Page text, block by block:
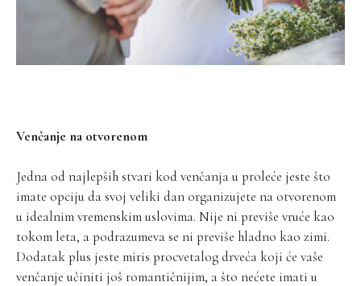
Venčanje na otvorenom
Jedna od najlepših stvari kod venčanja u proleće jeste što
imate opciju da svoj veliki dan organizujete na otvorenom
u idealnim vremenskim uslovima. Nije ni previše vruće kao
tokom leta, a podrazumeva se ni previše hladno kao zimi.
Dodatak plus jeste miris procvetalog drveća koji će vaše
venčanje učiniti još romantičnijim, a što nećete imati u